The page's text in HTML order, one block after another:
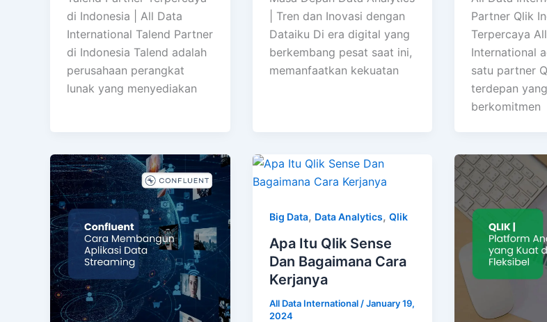
di Indonesia | All Data
International Talend Partner
di Indonesia Talend adalah
perusahaan perangkat
lunak yang menyediakan
| Tren dan Inovasi dengan
Dataiku Di era digital yang
berkembang pesat saat ini,
memanfaatkan kekuatan
Partner Qlik
Terpercaya
International
satu partner
terdepan yang
berkomitmen
Big Data, Data Analytics, Qlik
Apa Itu Qlik Sense
Dan Bagaimana Cara
Kerjanya
All Data International /January 19,
2024